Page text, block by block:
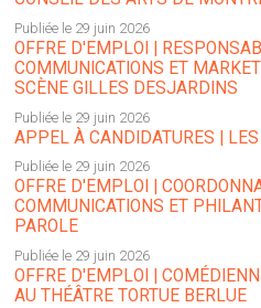
Publiée le 29 juin 2026
OFFRE D'EMPLOI |
COMMUNICATIONS ET
SCÈNE GILLES DESJARDINS
Publiée le 29 juin 2026
APPEL À CANDIDATURES | LES
Publiée le 29 juin 2026
OFFRE D'EMPLOI |
COMMUNICATIONS ET
PAROLE
Publiée le 29 juin 2026
OFFRE D'EMPLOI |
AU THÉÂTRE TORTUE BERLUE